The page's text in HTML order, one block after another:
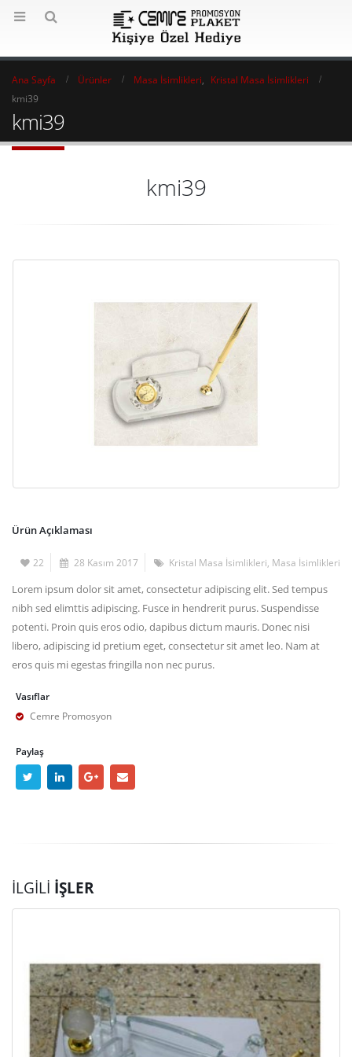
Ana Sayfa Ürünler Masa İsimlikleri
Kristal Masa İsimlikleri
kmi39
kmi39
kmi39
Ürün Açıklaması
22 28 Kasım 2017 Kristal Masa İsimlikleri Masa İsimlikleri
Lorem ipsum dolor sit amet, consectetur adipiscing elit. Sed tempus
nibh sed elimttis adipiscing. Fusce in hendrerit purus. Suspendisse
potenti. Proin quis eros odio, dapibus dictum mauris. Donec nisi
libero, adipiscing id pretium eget, consectetur sit amet leo. Nam at
eros quis mi egestas fringilla non nec purus.
Vasıflar
Cemre Promosyon
Paylaş
İLGILI İŞLER